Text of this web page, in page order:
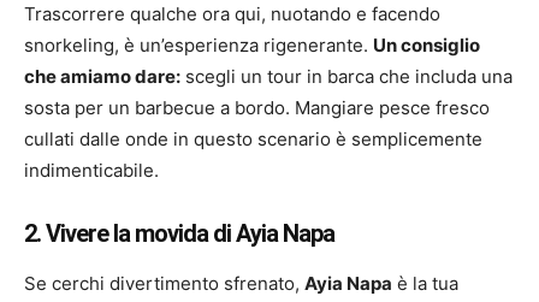
Trascorrere qualche ora qui, nuotando e facendo
snorkeling, è un’esperienza rigenerante. Un consiglio
che amiamo dare: scegli un tour in barca che includa una
sosta per un barbecue a bordo. Mangiare pesce fresco
cullati dalle onde in questo scenario è semplicemente
indimenticabile.
2. Vivere la movida di Ayia Napa
Se cerchi divertimento sfrenato, Ayia Napa è la tua